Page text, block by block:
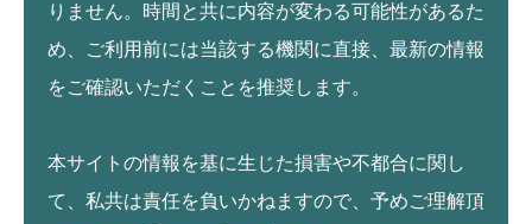
りません。時間と共に内容が変わる可能性があるた
め、ご利用前には当該する機関に直接、最新の情報
をご確認いただくことを推奨します。
本サイトの情報を基に生じた損害や不都合に関し
て、私共は責任を負いかねますので、予めご理解頂